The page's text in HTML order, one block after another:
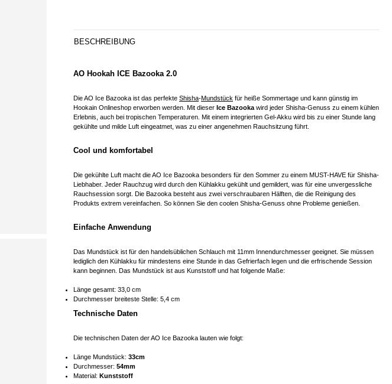
BESCHREIBUNG
AO Hookah ICE Bazooka 2.0
Die AO Ice Bazooka ist das perfekte Shisha-Mundstück für heiße Sommertage und kann günstig im
Hookain Onlineshop erworben werden. Mit dieser Ice Bazooka wird jeder Shisha-Genuss zu einem kühlen
Erlebnis, auch bei tropischen Temperaturen. Mit einem integrierten Gel-Akku wird bis zu einer Stunde lang
gekühlte und milde Luft eingeatmet, was zu einer angenehmen Rauchsitzung führt.
Cool und komfortabel
Die gekühlte Luft macht die AO Ice Bazooka besonders für den Sommer zu einem MUST-HAVE für Shisha-
Liebhaber. Jeder Rauchzug wird durch den Kühlakku gekühlt und gemildert, was für eine unvergessliche
Rauchsession sorgt. Die Bazooka besteht aus zwei verschraubaren Hälften, die die Reinigung des
Produkts extrem vereinfachen. So können Sie den coolen Shisha-Genuss ohne Probleme genießen.
Einfache Anwendung
Das Mundstück ist für den handelsüblichen Schlauch mit 11mm Innendurchmesser geeignet. Sie müssen
lediglich den Kühlakku für mindestens eine Stunde in das Gefrierfach legen und die erfrischende Session
kann beginnen. Das Mundstück ist aus Kunststoff und hat folgende Maße:
Länge gesamt: 33,0 cm
Durchmesser breiteste Stelle: 5,4 cm
Technische Daten
Die technischen Daten der AO Ice Bazooka lauten wie folgt:
Länge Mundstück: 33cm
Durchmesser: 54mm
Material: Kunststoff